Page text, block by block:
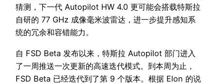
猜测，下一代 Autopilot HW 4.0 更可能会搭载特斯拉
自研的 77 GHz 成像毫米波雷达，进一步提升感知系
统的冗余和容错能力。
自 FSD Beta 发布以来，特斯拉 Autopilot 部门进入
了一周推送一次更新的高速迭代模式。到本周为止，
FSD Beta 已经迭代到了第 9 个版本。根据 Elon 的说